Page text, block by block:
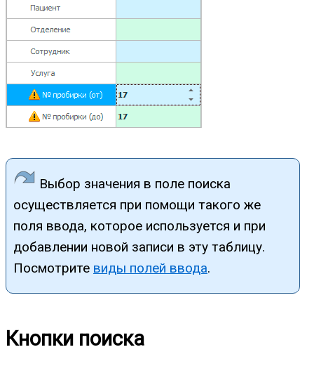
Выбор значения в поле поиска
осуществляется при помощи такого же
поля ввода, которое используется и при
добавлении новой записи в эту таблицу.
Посмотрите виды полей ввода.
Кнопки поиска